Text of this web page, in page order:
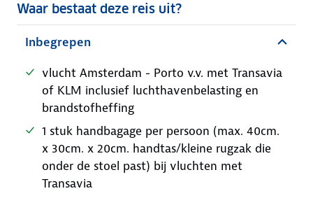
Waar bestaat deze reis uit?
Inbegrepen
vlucht Amsterdam - Porto v.v. met Transavia
of KLM inclusief luchthavenbelasting en
brandstofheffing
1 stuk handbagage per persoon (max. 40cm.
x 30cm. x 20cm. handtas/kleine rugzak die
onder de stoel past) bij vluchten met
Transavia